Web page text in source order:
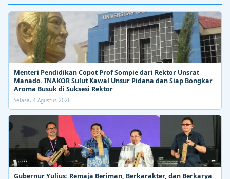
Menteri Pendidikan Copot Prof Sompie dari Rektor Unsrat
Manado. INAKOR Sulut Kawal Unsur Pidana dan Siap Bongkar
Aroma Busuk di Suksesi Rektor
Selasa, 4 Agustus 2026
Gubernur Yulius: Remaja Beriman, Berkarakter, dan Berkarya